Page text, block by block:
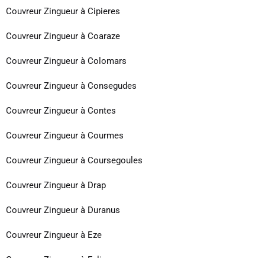
Couvreur Zingueur à Cipieres
Couvreur Zingueur à Coaraze
Couvreur Zingueur à Colomars
Couvreur Zingueur à Consegudes
Couvreur Zingueur à Contes
Couvreur Zingueur à Courmes
Couvreur Zingueur à Coursegoules
Couvreur Zingueur à Drap
Couvreur Zingueur à Duranus
Couvreur Zingueur à Eze